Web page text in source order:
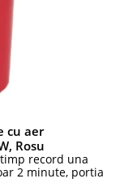
cu aer
Rosu
record una
2 minute, portia